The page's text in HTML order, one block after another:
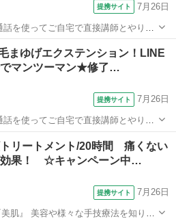
提携サイト 7月26日
を使ってご自宅で直接講師とやりと
す。自分にも相手にもかけることが
ます。美容師免許保持講師が、一生
問を...
まゆげエクステンション！LINE
でマンツーマン★修了…
提携サイト 7月26日
話を使ってご自宅で直接講師とやりと
す。自分にも相手にもかけることが
ます。美容師免許保持講師が、一生
問を...
リートメント/20時間 痛くない
効果！ ☆キャンペーン中…
提携サイト 7月26日
を知り尽